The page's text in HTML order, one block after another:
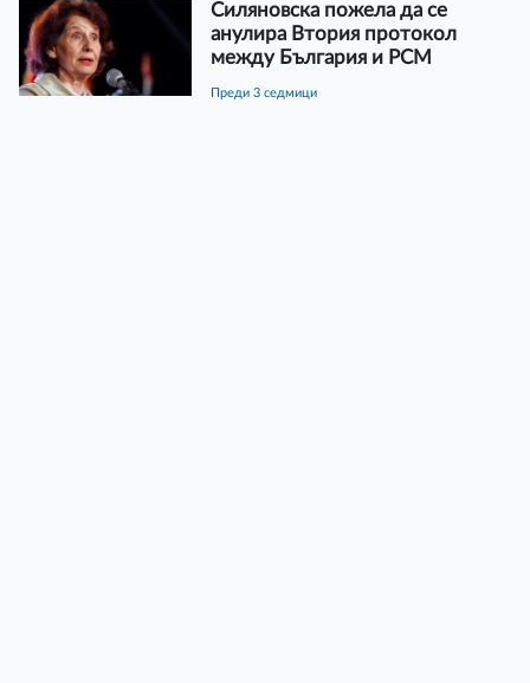
Силяновска пожела да се
анулира Втория протокол
между България и РСМ
преди 3 седмици